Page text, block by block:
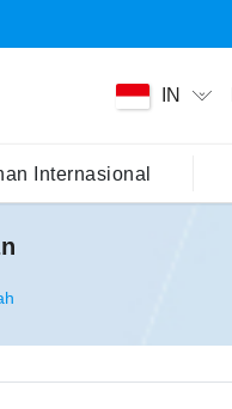
IN
Internasional